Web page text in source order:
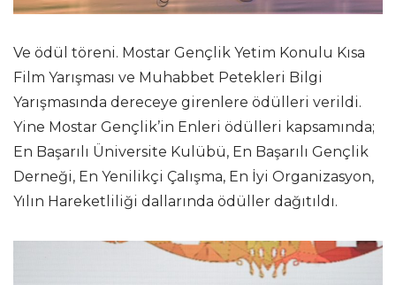
Ve ödül töreni. Mostar Gençlik Yetim Konulu Kısa
Film Yarışması ve Muhabbet Petekleri Bilgi
Yarışmasında dereceye girenlere ödülleri verildi.
Yine Mostar Gençlik’in Enleri ödülleri kapsamında;
En Başarılı Üniversite Kulübü, En Başarılı Gençlik
Derneği, En Yenilikçi Çalışma, En İyi Organizasyon,
Yılın Hareketliliği dallarında ödüller dağıtıldı.